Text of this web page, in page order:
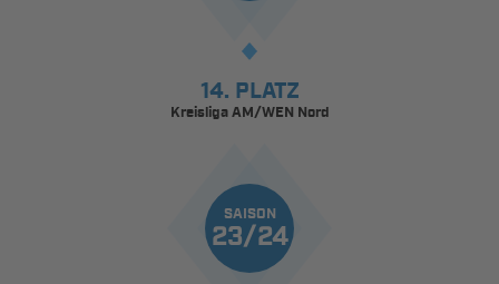
14. PLATZ
Kreisliga AM/WEN Nord
SAISON
23/24